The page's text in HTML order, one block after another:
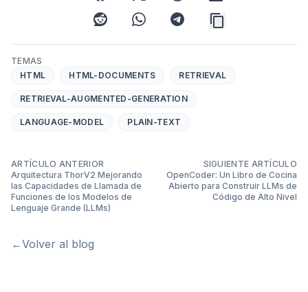
reddit whatsapptelegram
TEMAS
HTML
HTML-DOCUMENTS RETRIEVAL
RETRIEVAL-AUGMENTED-GENERATION
LANGUAGE-MODEL PLAIN-TEXT
ARTÍCULO ANTERIOR
Arquitectura ThorV2 Mejorando
las Capacidades de Llamada de
Funciones de los Modelos de
Lenguaje Grande (LLMs)
SIGUIENTE ARTÍCULO
OpenCoder: Un Libro de Cocina
Abierto para Construir LLMs de
Código de Alto Nivel
←Volver al blog